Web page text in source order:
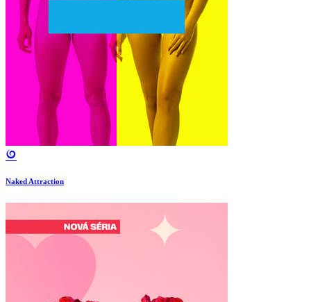
Naked Attraction